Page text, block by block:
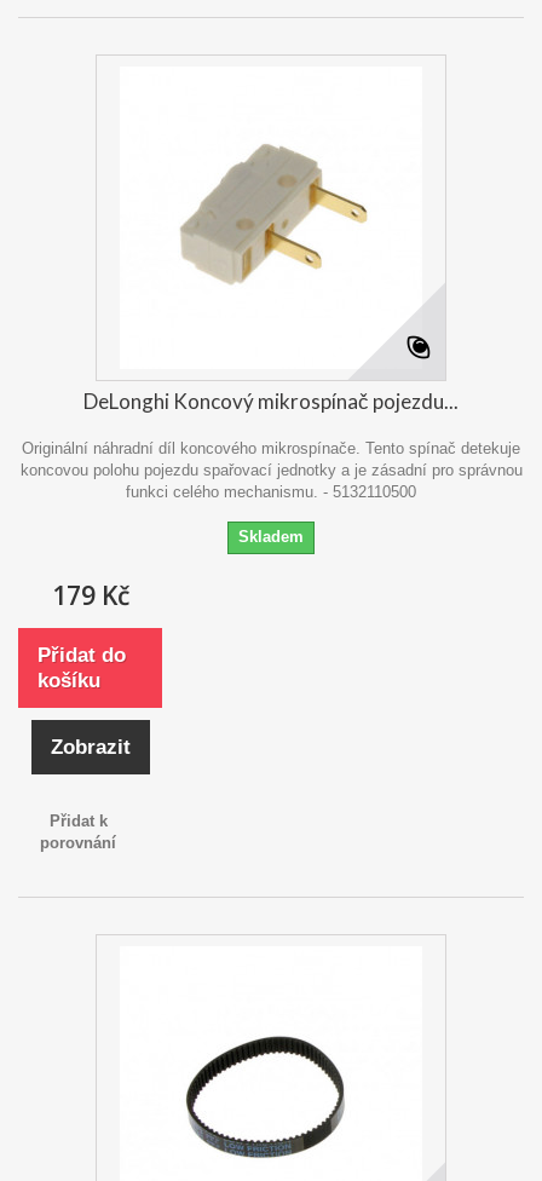
DeLonghi Koncový mikrospínač pojezdu...
Originální náhradní díl koncového mikrospínače. Tento spínač detekuje
koncovou polohu pojezdu spařovací jednotky a je zásadní pro správnou
funkci celého mechanismu. - 5132110500
Skladem
179 Kč
Přidat do
košíku
Zobrazit
Přidat k
porovnání